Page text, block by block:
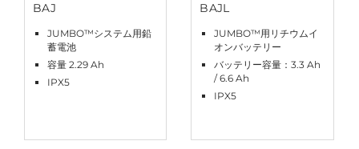
BAJ
JUMBO™システム用鉛
蓄電池
容量 2.29 Ah
IPX5
BAJL
JUMBO™用リチウムイ
オンバッテリー
バッテリー容量：3.3 Ah
/ 6.6 Ah
IPX5